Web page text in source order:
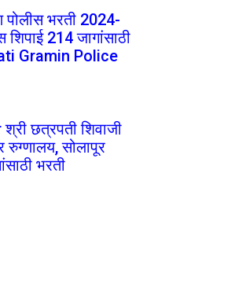
पोलीस भरती 2024-
शिपाई 214 जागांसाठी
Gramin Police
छत्रपती शिवाजी
रुग्णालय, सोलापूर
भरती